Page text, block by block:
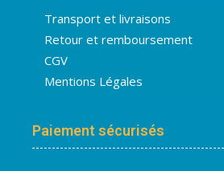
Transport et livraisons
Retour et remboursement
CGV
Mentions Légales
Paiement sécurisés